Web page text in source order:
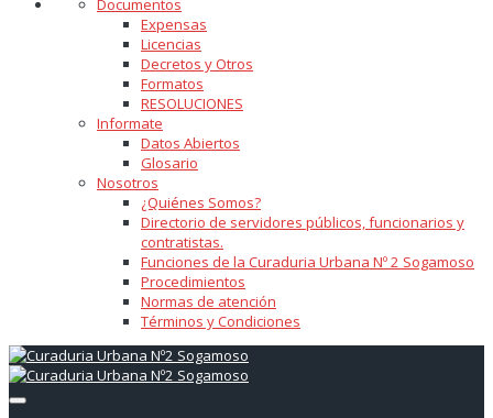
Documentos
Expensas
Licencias
Decretos y Otros
Formatos
RESOLUCIONES
Informate
Datos Abiertos
Glosario
Nosotros
¿Quiénes Somos?
Directorio de servidores públicos, funcionarios y
contratistas.
Funciones de la Curaduria Urbana Nº 2 Sogamoso
Procedimientos
Normas de atención
Términos y Condiciones